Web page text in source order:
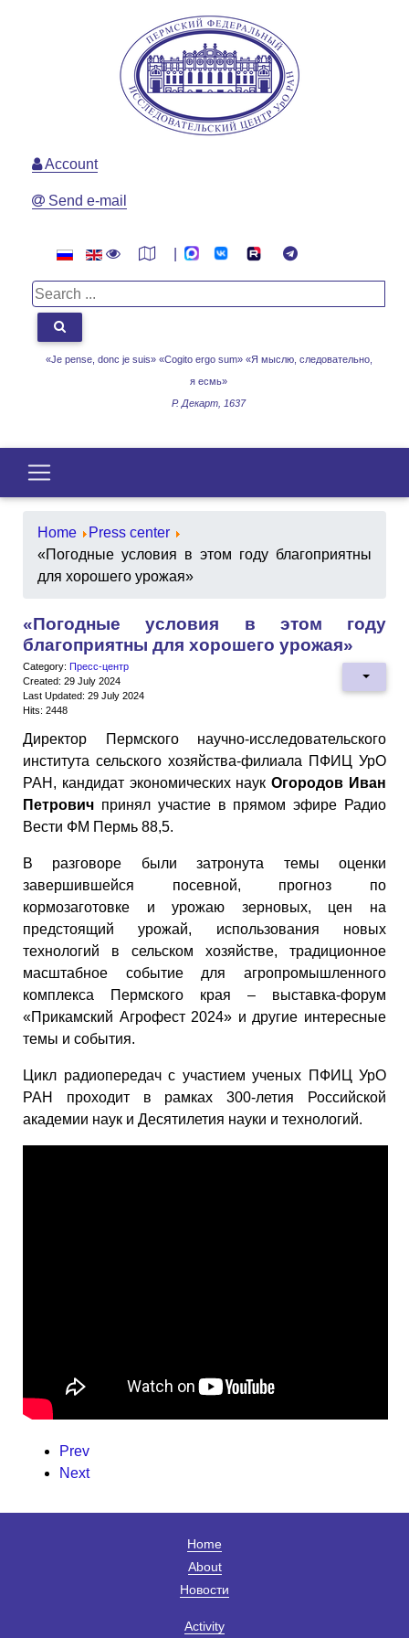
«Je pense, donc je suis» «Cogito ergo sum» «Я мыслю, следовательно,
я есмь»
Р. Декарт, 1637
Account
Send e-mail
Home
Press center
«Погодные условия в этом году благоприятны
для хорошего урожая»
«Погодные условия в этом году
благоприятны для хорошего урожая»
Category: Пресс-центр
Created: 29 July 2024
Last Updated: 29 July 2024
Hits: 2448
Директор Пермского научно-исследовательского
института сельского хозяйства-филиала ПФИЦ УрО
РАН, кандидат экономических наук Огородов Иван
Петрович принял участие в прямом эфире Радио
Вести ФМ Пермь 88,5.
В разговоре были затронута темы оценки
завершившейся посевной, прогноз по
кормозаготовке и урожаю зерновых, цен на
предстоящий урожай, использования новых
технологий в сельском хозяйстве, традиционное
масштабное событие для агропромышленного
комплекса Пермского края – выставка-форум
«Прикамский Агрофест 2024» и другие интересные
темы и события.
Цикл радиопередач с участием ученых ПФИЦ УрО
РАН проходит в рамках 300-летия Российской
академии наук и Десятилетия науки и технологий.
Prev
Next
Home
About
Новости
Activity